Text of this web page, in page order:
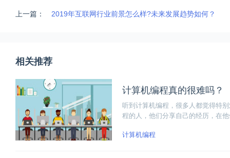
上一篇： 2019年互联网行业前景怎么样?未来发展趋势如何？
相关推荐
计算机编程真的很难吗？
听到计算机编程，很多人都觉得特
程的人，他们分享自己的经历，在
计算机编程